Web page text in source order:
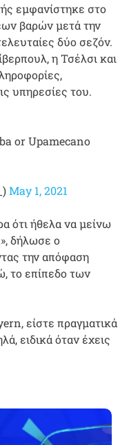
εμφανίστηκε στο
βαρών μετά την
δύο σεζόν.
η Τσέλσι και
υπηρεσίες του.
or Upamecano
May 1, 2021
ότι ήθελα να μείνω
δήλωσε ο
την απόφαση
το επίπεδο των
είστε πραγματικά
ειδικά όταν έχεις